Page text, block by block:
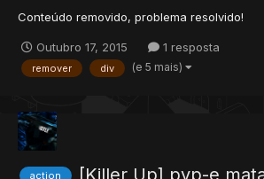
Conteúdo removido, problema resolvido!
Outubro 17, 2015 1 resposta
remover div (e 5 mais)
action
[Killer Up] pvp-e